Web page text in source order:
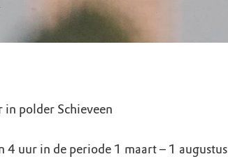
polder Schieveen
4 uur in de periode 1 maart – 1 augustus